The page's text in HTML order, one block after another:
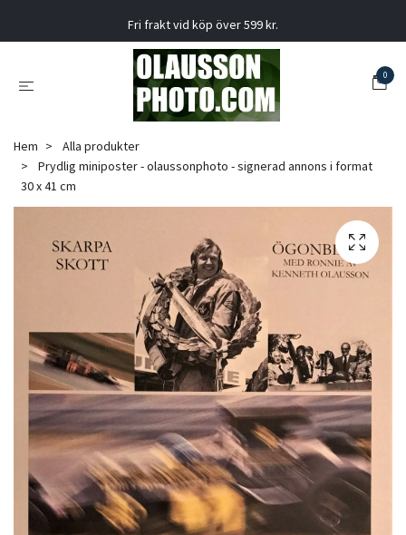
Fri frakt vid köp över 599 kr.
0
Hem
Alla produkter
Prydlig miniposter - olaussonphoto - signerad annons i format
30 x 41 cm